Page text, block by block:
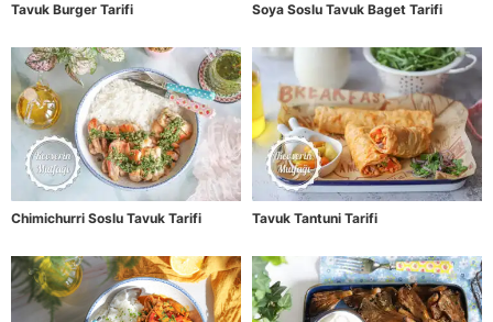
Tavuk Burger Tarifi Soya Soslu Tavuk Baget Tarifi
Chimichurri Soslu Tavuk Tarifi Tavuk Tantuni Tarifi